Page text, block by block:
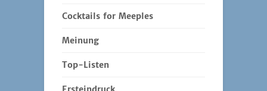
Cocktails for Meeples
Meinung
Top-Listen